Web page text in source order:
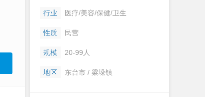
行业 医疗/美容/保健/卫生
性质 民营
规模 20-99人
地区 东台市 / 梁垛镇